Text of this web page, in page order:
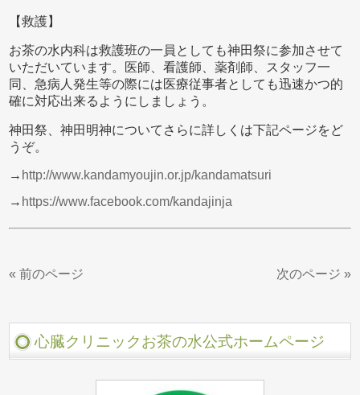
【救護】
お茶の水内科は救護班の一員としても神田祭に参加させて
いただいています。医師、看護師、薬剤師、スタッフ一
同、急病人発生等の際には医療従事者としても迅速かつ的
確に対応出来るようにしましょう。
神田祭、神田明神についてさらに詳しくは下記ページをど
うぞ。
→ http://www.kandamyoujin.or.jp/kandamatsuri
→ https://www.facebook.com/kandajinja
« 前のページ 次のページ »
心臓クリニックお茶の水公式ホームページ